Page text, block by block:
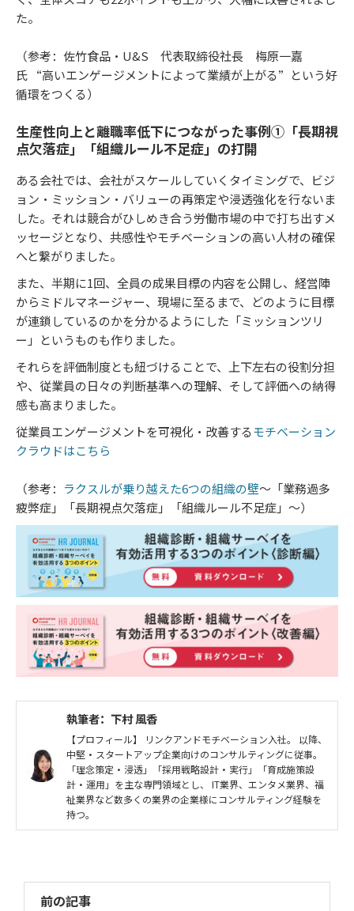
た。
（参考：佐竹食品・U&S 代表取締役社長 梅原一嘉
氏 “高いエンゲージメントによって業績が上がる”という好
循環をつくる）
生産性向上と離職率低下につながった事例①「長期視
点欠落症」「組織ルール不足症」の打開
ある会社では、会社がスケールしていくタイミングで、ビジ
ョン・ミッション・バリューの再策定や浸透強化を行ないま
した。それは競合がひしめき合う労働市場の中で打ち出すメ
ッセージとなり、共感性やモチベーションの高い人材の確保
へと繋がりました。
また、半期に1回、全員の成果目標の内容を公開し、経営陣
からミドルマネージャー、現場に至るまで、どのように目標
が連鎖しているのかを分かるようにした「ミッションツリ
ー」というものも作りました。
それらを評価制度とも紐づけることで、上下左右の役割分担
や、従業員の日々の判断基準への理解、そして評価への納得
感も高まりました。
従業員エンゲージメントを可視化・改善するモチベーション
クラウドはこちら
（参考： ラクスルが乗り越えた6つの組織の壁～「業務過多
疲弊症」「長期視点欠落症」「組織ルール不足症」～）
執筆者：下村 風香
【プロフィール】 リンクアンドモチベーション入社。 以降、
中堅・スタートアップ企業向けのコンサルティングに従事。
「理念策定・浸透」「採用戦略設計・実行」「育成施策設
計・運用」を主な専門領域とし、 IT業界、エンタメ業界、福
祉業界など数多くの業界の企業様にコンサルティング経験を
持つ。
前の記事